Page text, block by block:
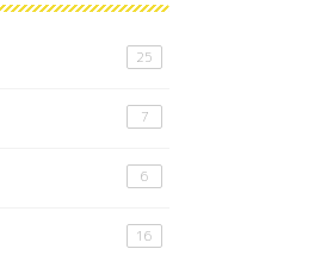
25
7
6
16